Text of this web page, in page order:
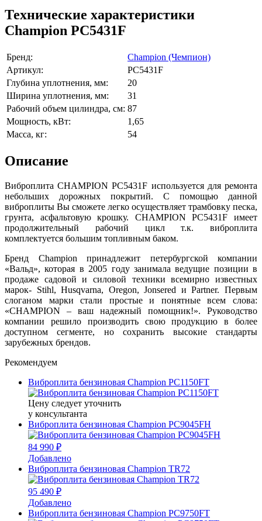
Технические характеристики
Champion PC5431F
Бренд:
Champion (Чемпион)
Артикул:
PC5431F
Глубина уплотнения, мм:
20
Ширина уплотнения, мм:
31
Рабочий объем цилиндра, см: 87
Мощность, кВт:
1,65
Масса, кг:
54
Описание
Виброплита CHAMPION PC5431F используется для ремонта
небольших дорожных покрытий. С помощью данной
виброплиты Вы сможете легко осуществляет трамбовку песка,
грунта, асфальтовую крошку. CHAMPION PC5431F имеет
продолжительный рабочий цикл т.к. виброплита
комплектуется большим топливным баком.
Бренд Champion принадлежит петербургской компании
«Вальд», которая в 2005 году занимала ведущие позиции в
продаже садовой и силовой техники всемирно известных
марок- Stihl, Husqvarna, Oregon, Jonsered и Partner. Первым
слоганом марки стали простые и понятные всем слова:
«CHAMPION – ваш надежный помощник!». Руководство
компании решило производить свою продукцию в более
доступном сегменте, но сохранить высокие стандарты
зарубежных брендов.
Рекомендуем
Виброплита бензиновая Champion PC1150FT
Цену следует уточнить
у консультанта
Виброплита бензиновая Champion PC9045FH
84 990 ₽
Добавлено
Виброплита бензиновая Champion TR72
95 490 ₽
Добавлено
Виброплита бензиновая Champion PC9750FT